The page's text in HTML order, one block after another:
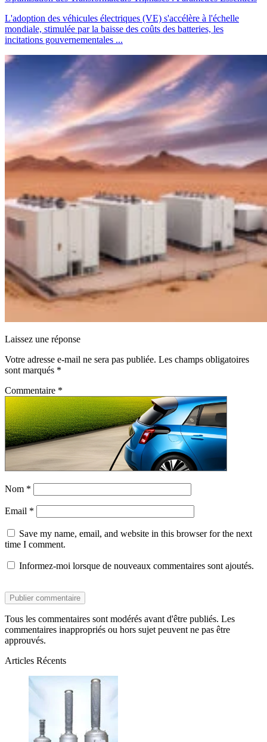
L'adoption des véhicules électriques (VE) s'accélère à l'échelle
mondiale, stimulée par la baisse des coûts des batteries, les
incitations gouvernementales ...
Laissez une réponse
Votre adresse e-mail ne sera pas publiée. Les champs obligatoires
sont marqués *
Commentaire *
Nom *
Email *
Save my name, email, and website in this browser for the next
time I comment.
Informez-moi lorsque de nouveaux commentaires sont ajoutés.
Tous les commentaires sont modérés avant d'être publiés. Les
commentaires inappropriés ou hors sujet peuvent ne pas être
approuvés.
Articles Récents